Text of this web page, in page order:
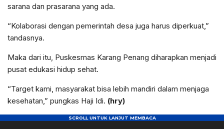
sarana dan prasarana yang ada.
“Kolaborasi dengan pemerintah desa juga harus diperkuat,”
tandasnya.
Maka dari itu, Puskesmas Karang Penang diharapkan menjadi
pusat edukasi hidup sehat.
“Target kami, masyarakat bisa lebih mandiri dalam menjaga
kesehatan,” pungkas Haji Idi. (hry)